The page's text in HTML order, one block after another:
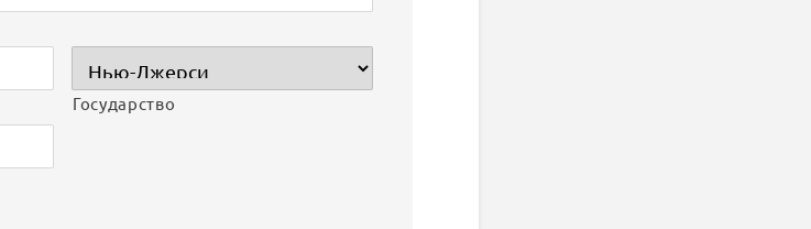
Государство